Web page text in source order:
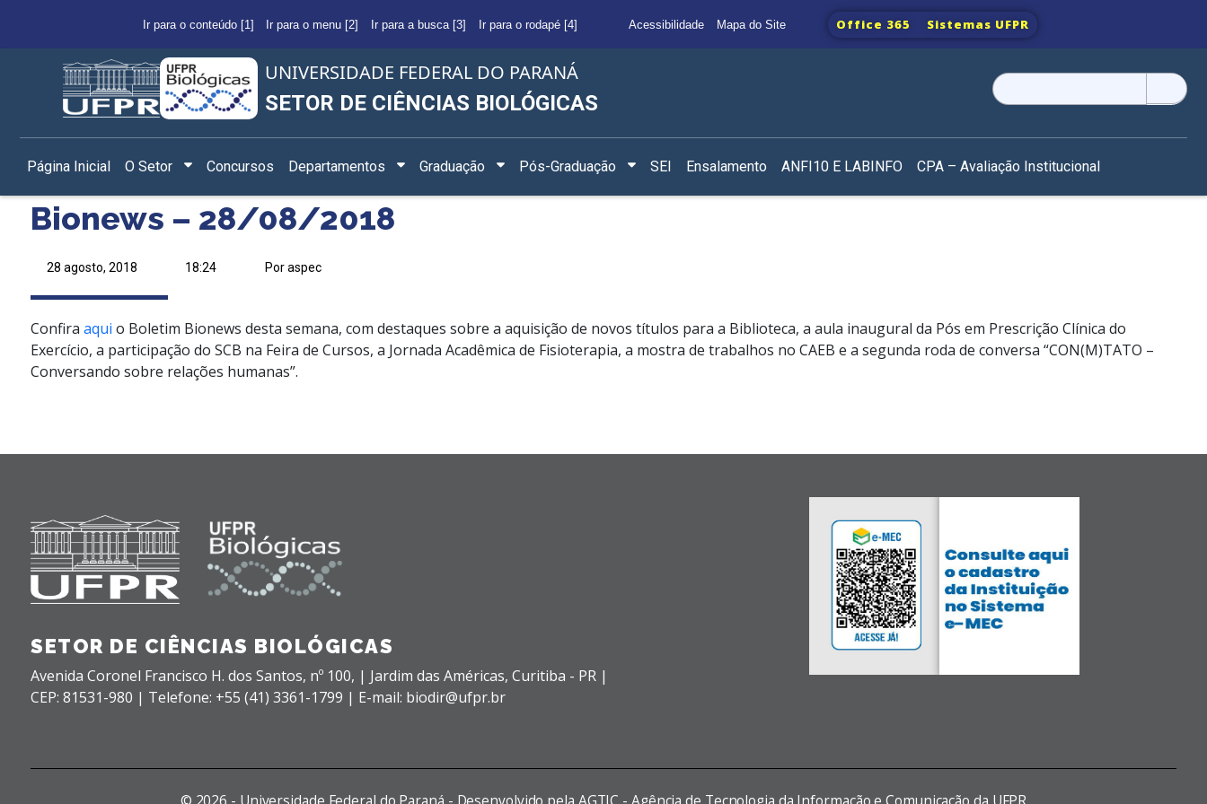
Ir para o conteúdo [1] Ir para o menu [2] Ir para a busca [3] Ir para o rodapé [4] Acessibilidade Mapa do Site Office 365 Sistemas UFPR
UNIVERSIDADE FEDERAL DO PARANÁ
SETOR DE CIÊNCIAS BIOLÓGICAS
Pesquisar
por:
Página Inicial O Setor Concursos Departamentos Graduação Pós-Graduação SEI Ensalamento ANFI10 E LABINFO CPA – Avaliação Institucional
Bionews – 28/08/2018
28 agosto, 2018 18:24 Por aspec
Confira aqui o Boletim Bionews desta semana, com destaques sobre a aquisição de novos títulos para a Biblioteca, a aula inaugural da Pós em Prescrição Clínica do
Exercício, a participação do SCB na Feira de Cursos, a Jornada Acadêmica de Fisioterapia, a mostra de trabalhos no CAEB e a segunda roda de conversa “CON(M)TATO –
Conversando sobre relações humanas”.
SETOR DE CIÊNCIAS BIOLÓGICAS
Avenida Coronel Francisco H. dos Santos, nº 100, | Jardim das Américas, Curitiba - PR |
CEP: 81531-980 | Telefone: +55 (41) 3361-1799 | E-mail: biodir@ufpr.br